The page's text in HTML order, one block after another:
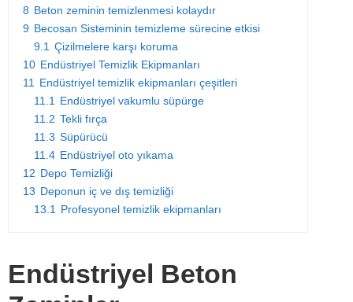
8 Beton zeminin temizlenmesi kolaydır
9 Becosan Sisteminin temizleme sürecine etkisi
9.1 Çizilmelere karşı koruma
10 Endüstriyel Temizlik Ekipmanları
11 Endüstriyel temizlik ekipmanları çeşitleri
11.1 Endüstriyel vakumlu süpürge
11.2 Tekli fırça
11.3 Süpürücü
11.4 Endüstriyel oto yıkama
12 Depo Temizliği
13 Deponun iç ve dış temizliği
13.1 Profesyonel temizlik ekipmanları
Endüstriyel Beton